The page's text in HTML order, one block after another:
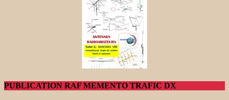
PUBLICATION RAF MEMENTO TRAFIC DX